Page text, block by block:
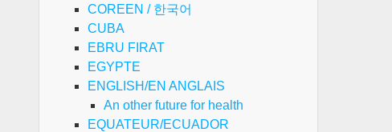
COREEN / 한국어
CUBA
EBRU FIRAT
EGYPTE
ENGLISH/EN ANGLAIS
An other future for health
EQUATEUR/ECUADOR